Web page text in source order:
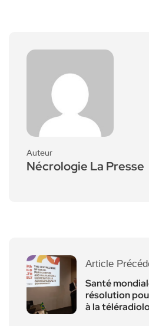
Auteur
Nécrologie La Presse
Article
Santé
résolution
à la